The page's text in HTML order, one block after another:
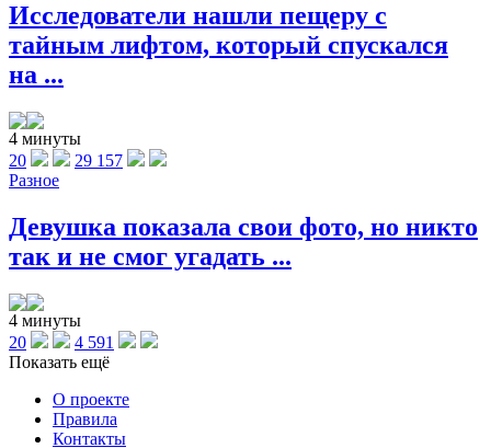
Исследователи нашли пещеру с
тайным лифтом, который спускался
на ...
4 минуты
20
29 157
Разное
Девушка показала свои фото, но никто
так и не смог угадать ...
4 минуты
20
4 591
Показать ещё
О проекте
Правила
Контакты